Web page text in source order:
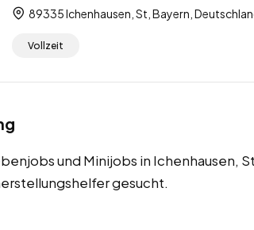
89335 Ichenhausen, St, Bayern,
Vollzeit
und Minijobs in Ichenhausen,
gesucht.